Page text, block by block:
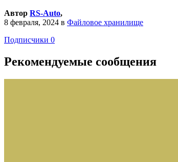
Автор RS-Auto,
8 февраля, 2024 в Файловое хранилище
Подписчики 0
Рекомендуемые сообщения